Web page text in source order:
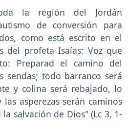
la región del Jordán
de conversión para
como está escrito en el
del profeta Isaías: Voz que
Preparad el camino del
sendas; todo barranco será
y colina será rebajado, lo
asperezas serán caminos
salvación de Dios" (Lc 3, 1-